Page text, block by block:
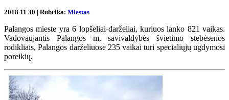
2018 11 30 | Rubrika: Miestas
Palangos mieste yra 6 lopšeliai-darželiai, kuriuos lanko 821 vaikas.
Vadovaujantis Palangos m. savivaldybės švietimo stebėsenos
rodikliais, Palangos darželiuose 235 vaikai turi specialiųjų ugdymosi
poreikių.